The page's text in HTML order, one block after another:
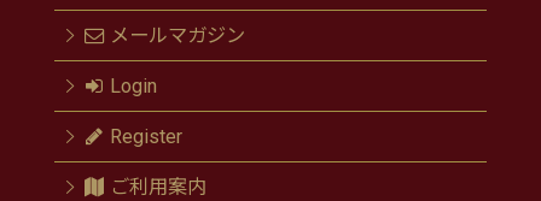
メールマガジン
Login
Register
ご利用案内